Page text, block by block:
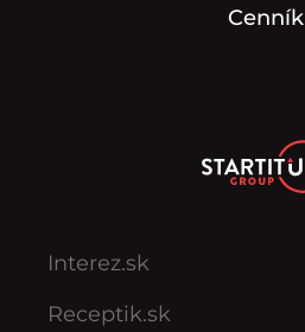
Cenník
Interez.sk
Receptik.sk